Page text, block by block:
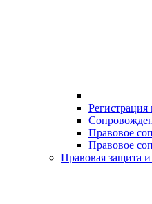
Правовое
Правовое
Правовая защита и